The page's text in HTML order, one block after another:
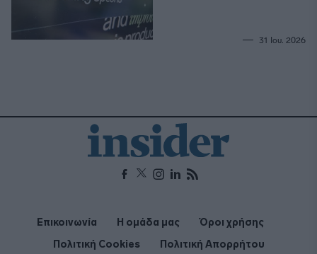
31 Ιου. 2026
Επικοινωνία Η ομάδα μας
Όροι χρήσης
Πολιτική Cookies
Πολιτική Απορρήτου